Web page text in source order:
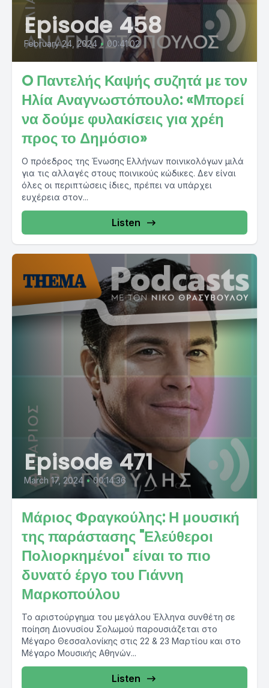
Episode 458
February 24, 2024 • 00:41:02
O Παντελής Καψής συζητά με τον
Ηλία Αναγνωστόπουλο: «Μπορεί
να δούμε φυλακίσεις για χρέη
προς το Δημόσιο»
Ο πρόεδρος της Ένωσης Ελλήνων ποινικολόγων μιλά
για τις αλλαγές στους ποινικούς κώδικες. Δεν είναι
όλες οι περιπτώσεις ίδιες, πρέπει να υπάρχει
ευχέρεια στον...
Listen
Episode 471
March 17, 2024 • 00:14:36
Μάριος Φραγκούλης: Η μουσική
της παράστασης "Ελεύθεροι
Πολιορκημένοι" είναι το πιο
δυνατό έργο του Γιάννη
Μαρκοπούλου
Το αριστούργημα του μεγάλου Έλληνα συνθέτη σε
ποίηση Διονυσίου Σολωμού παρουσιάζεται στο
Μέγαρο Θεσσαλονίκης στις 22 & 23 Μαρτίου και στο
Μέγαρο Μουσικής Αθηνών...
Listen